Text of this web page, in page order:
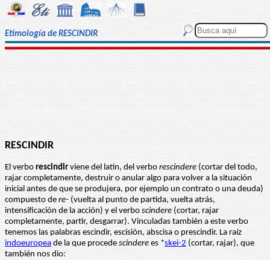
Etimología de RESCINDIR
RESCINDIR
El verbo rescindir viene del latín, del verbo rescindere (cortar del todo,
rajar completamente, destruir o anular algo para volver a la situación
inicial antes de que se produjera, por ejemplo un contrato o una deuda)
compuesto de re- (vuelta al punto de partida, vuelta atrás,
intensificación de la acción) y el verbo scindere (cortar, rajar
completamente, partir, desgarrar). Vinculadas también a este verbo
tenemos las palabras escindir, escisión, abscisa o prescindir. La raíz
indoeuropea de la que procede scindere es *skei-2 (cortar, rajar), que
también nos dio: